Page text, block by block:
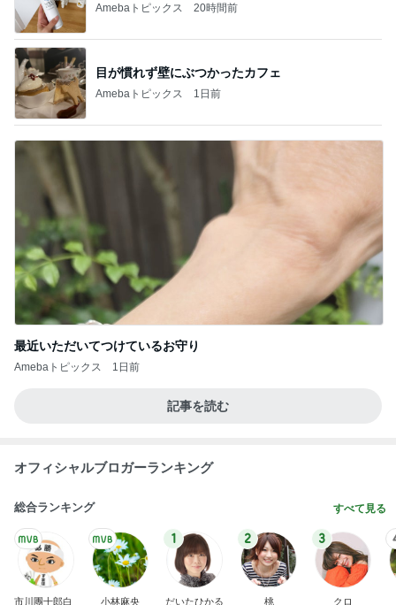
Amebaトピックス 20時間前
目が慣れず壁にぶつかったカフェ
Amebaトピックス 1日前
最近いただいてつけているお守り
Amebaトピックス 1日前
記事を読む
オフィシャルブロガーランキング
総合ランキング すべて見る
市川團十郎白
小林麻央
1
だいたひかる
2
桃
3
クロ